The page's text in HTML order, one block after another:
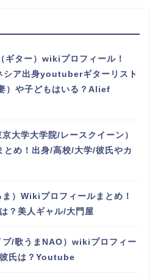
ター）wikiプロフィール！
ア出身youtuberギターリスト
）や子どもはいる？Alief
大学大学院/レースクイーン）
め！出身/高校/大学/彼氏やカ
）Wikiプロフィールまとめ！
？美人ギャル/大門屋
ブ/歌うまNAO）wikiプロフィー
氏は？Youtube